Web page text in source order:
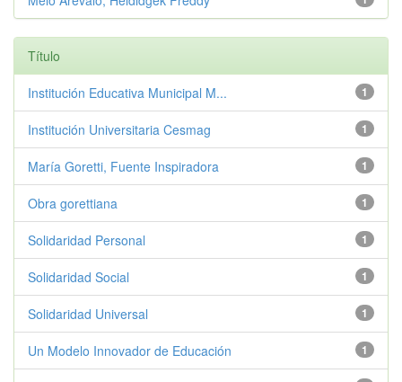
Título
1
Institución Educativa Municipal M...
1
Institución Universitaria Cesmag
1
María Goretti, Fuente Inspiradora
1
Obra gorettiana
1
Solidaridad Personal
1
Solidaridad Social
1
Solidaridad Universal
1
Un Modelo Innovador de Educación